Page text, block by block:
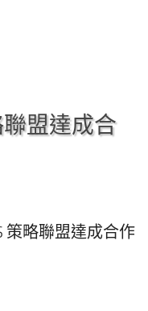
聯盟達成合
策略聯盟達成合作